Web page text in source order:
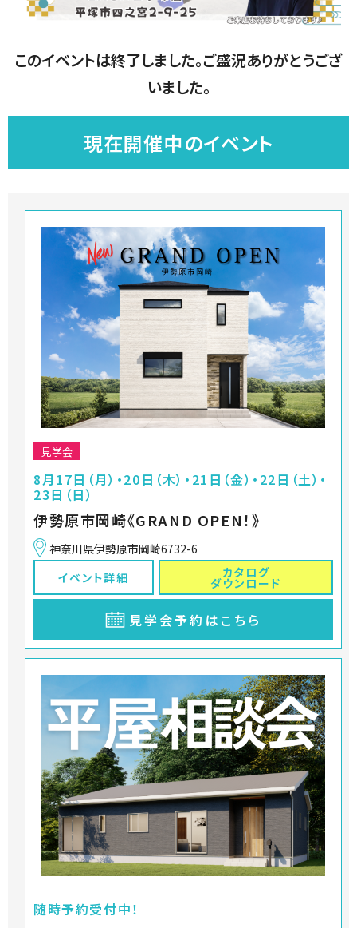
このイベントは終了しました。ご盛況ありがとうござ
いました。
現在開催中のイベント
見学会
8月17日（月）・20日（木）・21日（金）・22日（土）・
23日（日）
伊勢原市岡崎《GRAND OPEN！》
神奈川県伊勢原市岡崎6732-6
イベント詳細
カタログ
ダウンロード
見学会予約はこちら
随時予約受付中！